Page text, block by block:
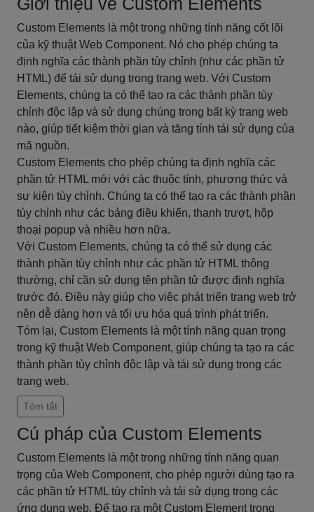
Custom Elements là một trong những tính năng cốt lõi
của kỹ thuật Web Component. Nó cho phép chúng ta
định nghĩa các thành phần tùy chỉnh (như các phần tử
HTML) để tái sử dụng trong trang web. Với Custom
Elements, chúng ta có thể tạo ra các thành phần tùy
chỉnh độc lập và sử dụng chúng trong bất kỳ trang web
nào, giúp tiết kiệm thời gian và tăng tính tái sử dụng của
mã nguồn.
Custom Elements cho phép chúng ta định nghĩa các
phần tử HTML mới với các thuộc tính, phương thức và
sự kiện tùy chỉnh. Chúng ta có thể tạo ra các thành phần
tùy chỉnh như các bảng điều khiển, thanh trượt, hộp
thoại popup và nhiều hơn nữa.
Với Custom Elements, chúng ta có thể sử dụng các
thành phần tùy chỉnh như các phần tử HTML thông
thường, chỉ cần sử dụng tên phần tử được định nghĩa
trước đó. Điều này giúp cho việc phát triển trang web trở
nên dễ dàng hơn và tối ưu hóa quá trình phát triển.
Tóm lại, Custom Elements là một tính năng quan trọng
trong kỹ thuật Web Component, giúp chúng ta tạo ra các
thành phần tùy chỉnh độc lập và tái sử dụng trong các
trang web.
Tóm tắt
Cú pháp của Custom Elements
Custom Elements là một trong những tính năng quan
trọng của Web Component, cho phép người dùng tạo ra
các phần tử HTML tùy chỉnh và tái sử dụng trong các
ứng dụng web. Để tạo ra một Custom Element trong